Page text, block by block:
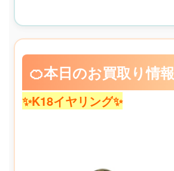
🍊本日のお買取り情報
✨K18イヤリング✨